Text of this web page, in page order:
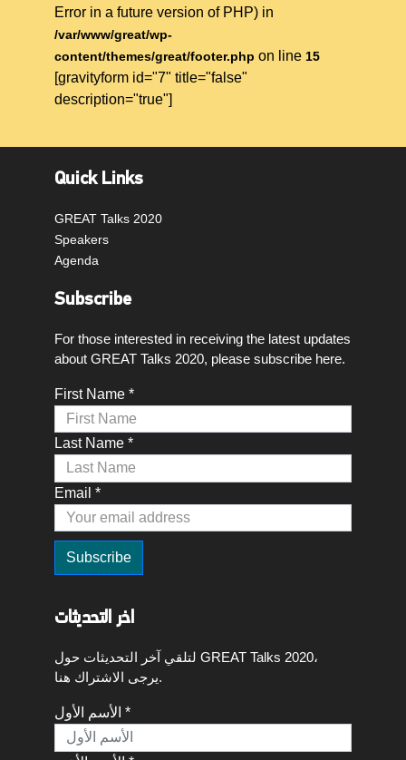
Error in a future version of PHP) in
/var/www/great/wp-
content/themes/great/footer.php on line 15
[gravityform id="7" title="false"
description="true"]
Quick Links
GREAT Talks 2020
Speakers
Agenda
Subscribe
For those interested in receiving the latest updates
about GREAT Talks 2020, please subscribe here.
First Name *
Last Name *
Email *
اخر التحديثات
لتلقي آخر التحديثات حول GREAT Talks 2020،
يرجى الاشتراك هنا.
الأسم الأول *